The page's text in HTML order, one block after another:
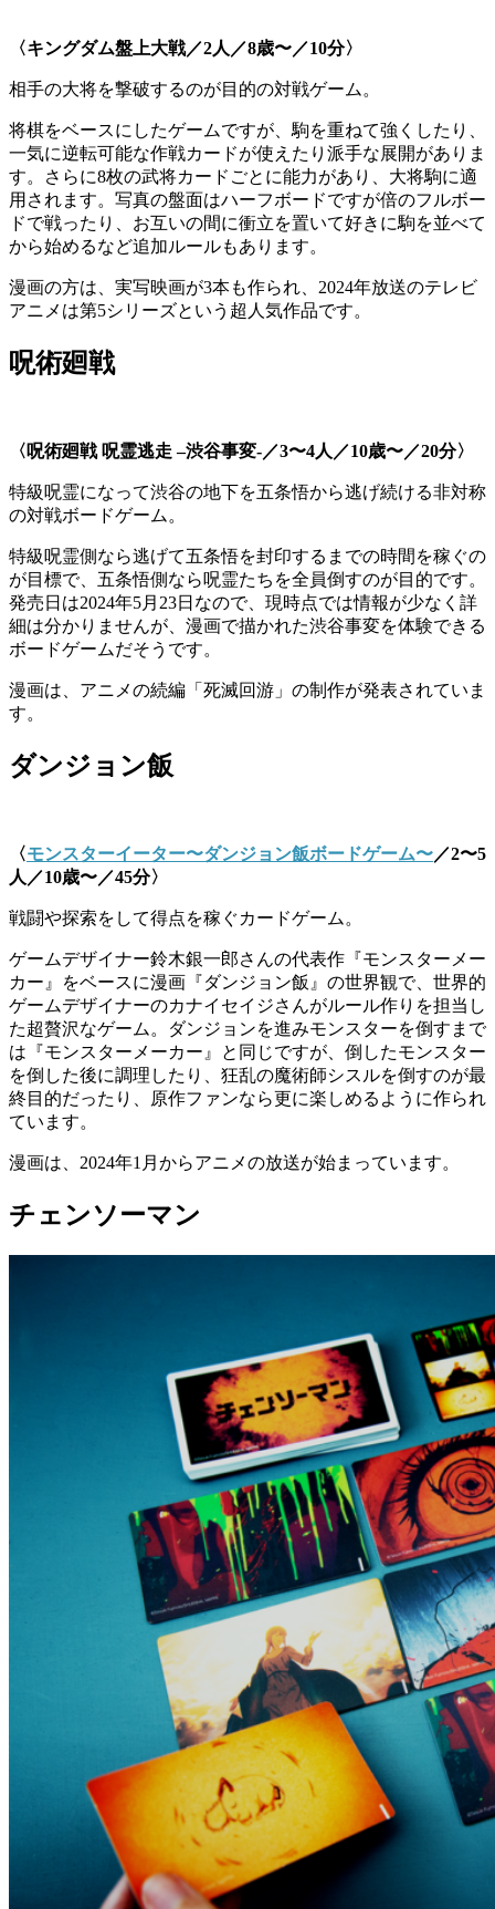
〈キングダム盤上大戦／2人／8歳〜／10分〉
相手の大将を撃破するのが目的の対戦ゲーム。
将棋をベースにしたゲームですが、駒を重ねて強くしたり、
一気に逆転可能な作戦カードが使えたり派手な展開がありま
す。さらに8枚の武将カードごとに能力があり、大将駒に適
用されます。写真の盤面はハーフボードですが倍のフルボー
ドで戦ったり、お互いの間に衝立を置いて好きに駒を並べて
から始めるなど追加ルールもあります。
漫画の方は、実写映画が3本も作られ、2024年放送のテレビ
アニメは第5シリーズという超人気作品です。
呪術廻戦
〈 呪術廻戦 呪霊逃走 –渋谷事変-／3〜4人／10歳〜／20分〉
特級呪霊になって渋谷の地下を五条悟から逃げ続ける非対称
の対戦ボードゲーム。
特級呪霊側なら逃げて五条悟を封印するまでの時間を稼ぐの
が目標で、五条悟側なら呪霊たちを全員倒すのが目的です。
発売日は2024年5月23日なので、現時点では情報が少なく詳
細は分かりませんが、漫画で描かれた渋谷事変を体験できる
ボードゲームだそうです。
漫画は、アニメの続編「死滅回游」の制作が発表されていま
す。
ダンジョン飯
〈モンスターイーター〜ダンジョン飯ボードゲーム〜／2〜5
人／10歳〜／45分〉
戦闘や探索をして得点を稼ぐカードゲーム。
ゲームデザイナー鈴木銀一郎さんの代表作『モンスターメー
カー』をベースに漫画『ダンジョン飯』の世界観で、世界的
ゲームデザイナーのカナイセイジさんがルール作りを担当し
た超贅沢なゲーム。ダンジョンを進みモンスターを倒すまで
は『モンスターメーカー』と同じですが、倒したモンスター
を倒した後に調理したり、狂乱の魔術師シスルを倒すのが最
終目的だったり、原作ファンなら更に楽しめるように作られ
ています。
漫画は、2024年1月からアニメの放送が始まっています。
チェンソーマン